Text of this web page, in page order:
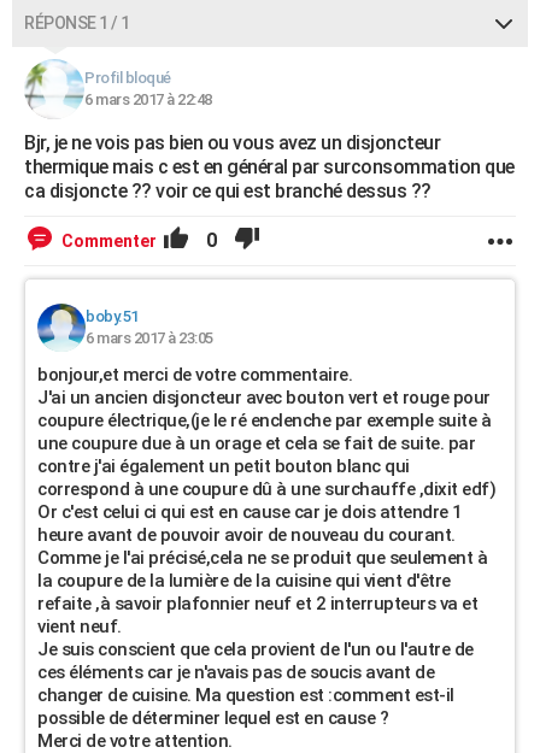
FORUM
Bricolage
Lifestyle
Culture
Sport
Auto
Television
Voyage
Cinema
RÉPONSE 1 / 1
Profil bloqué
6 mars 2017 à 22:48
Bjr, je ne vois pas bien ou vous avez un disjoncteur
thermique mais c est en général par surconsommation que
ca disjoncte ?? voir ce qui est branché dessus ??
Commenter 0
boby.51
6 mars 2017 à 23:05
bonjour,et merci de votre commentaire.
J'ai un ancien disjoncteur avec bouton vert et rouge pour
coupure électrique,(je le ré enclenche par exemple suite à
une coupure due à un orage et cela se fait de suite. par
contre j'ai également un petit bouton blanc qui
correspond à une coupure dû à une surchauffe ,dixit edf)
Or c'est celui ci qui est en cause car je dois attendre 1
heure avant de pouvoir avoir de nouveau du courant.
Comme je l'ai précisé,cela ne se produit que seulement à
la coupure de la lumière de la cuisine qui vient d'être
refaite ,à savoir plafonnier neuf et 2 interrupteurs va et
vient neuf.
Je suis conscient que cela provient de l'un ou l'autre de
ces éléments car je n'avais pas de soucis avant de
changer de cuisine. Ma question est :comment est-il
possible de déterminer lequel est en cause ?
Merci de votre attention.